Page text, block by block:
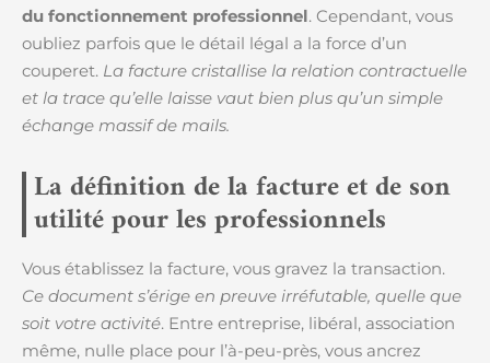
du fonctionnement professionnel. Cependant, vous
oubliez parfois que le détail légal a la force d’un
couperet. La facture cristallise la relation contractuelle
et la trace qu’elle laisse vaut bien plus qu’un simple
échange massif de mails.
La définition de la facture et de son
utilité pour les professionnels
Vous établissez la facture, vous gravez la transaction.
Ce document s’érige en preuve irréfutable, quelle que
soit votre activité. Entre entreprise, libéral, association
même, nulle place pour l’à-peu-près, vous ancrez